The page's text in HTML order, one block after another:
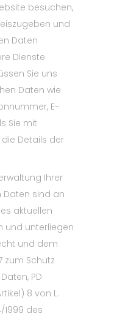
besuchen,
und
Daten
Dienste
Sie uns
Daten wie
E-
Sie mit
Details der
Ihrer
sind an
aktuellen
und unterliegen
und dem
zum Schutz
PD
8 von L.
1999 des